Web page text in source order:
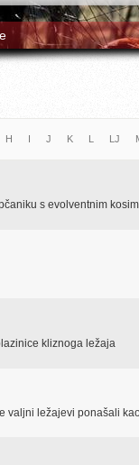
H I J K L LJ
s evolventnim
kliznoga ležaja
valjni ležajevi ponašali